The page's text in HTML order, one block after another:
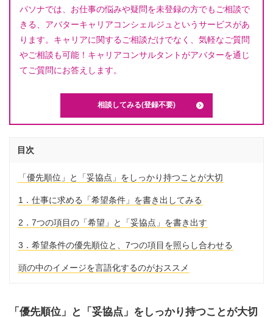
パソナでは、お仕事の悩みや疑問を未登録の方でもご相談で
きる、アバターキャリアコンシェルジュというサービスがあ
ります。キャリアに関するご相談だけでなく、気軽なご質問
やご相談も可能！キャリアコンサルタントがアバターを通じ
てご質問にお答えします。
相談してみる(登録不要)
目次
「優先順位」と「妥協点」をしっかり持つことが大切
1．仕事に求める「希望条件」を書き出してみる
2．7つの項目の「希望」と「妥協点」を書き出す
3．希望条件の優先順位と、7つの項目を照らし合わせる
頭の中のイメージを言語化するのがおススメ
「優先順位」と「妥協点」をしっかり持つことが大切